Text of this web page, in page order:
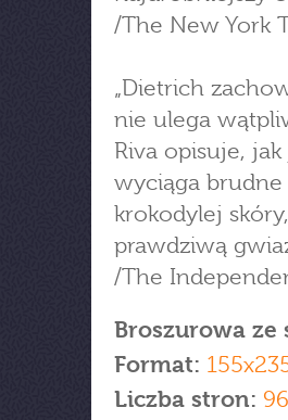
/The New York
„Dietrich
nie ulega
Riva opisuje,
wyciąga
krokodylej
prawdziwą
/The
Broszurowa ze
Format:
Liczba stron: